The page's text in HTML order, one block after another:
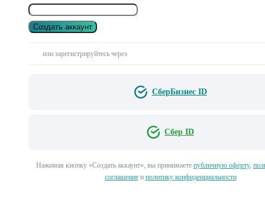
Создать аккаунт
или зарегистрируйтесь через
СберБизнес ID
Сбер ID
Нажимая кнопку «Создать аккаунт», вы принимаете публичную оферту,
соглашениеи политику конфиденциальности